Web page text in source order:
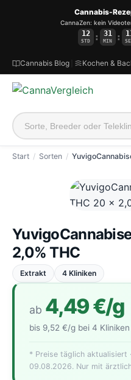
Cannabis-
CannaZen: kein
12
STD : 31
MIN :
Cannabis Blog Kochen &
Start Sorten
2,0% THC
Extrakt 4 Kliniken
ab 4,49 €/g
bis 9,52 €/g bei 4 Kliniken
* Preise täglich aktualisiert
09.08.2026. Nur mit